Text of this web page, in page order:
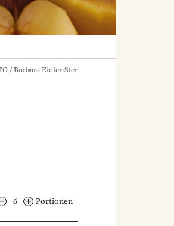
/ Barbara Eidler-Ster
6 Portionen